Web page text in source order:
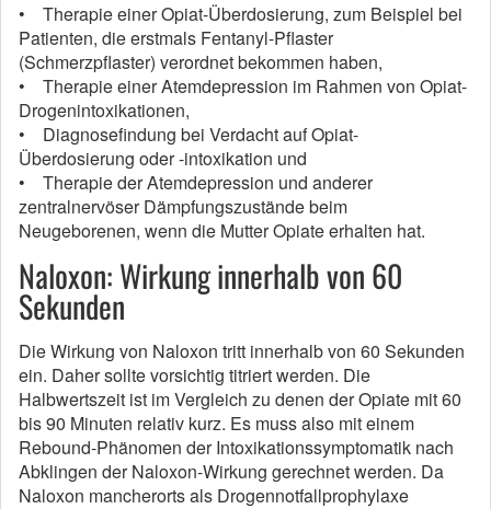
• Therapie einer Opiat-Überdosierung, zum Beispiel bei
Patienten, die erstmals Fentanyl-Pflaster
(Schmerzpflaster) verordnet bekommen haben,
• Therapie einer Atemdepression im Rahmen von Opiat-
Drogenintoxikationen,
• Diagnosefindung bei Verdacht auf Opiat-
Überdosierung oder -intoxikation und
• Therapie der Atemdepression und anderer
zentralnervöser Dämpfungszustände beim
Neugeborenen, wenn die Mutter Opiate erhalten hat.
Naloxon: Wirkung innerhalb von 60
Sekunden
Die Wirkung von Naloxon tritt innerhalb von 60 Sekunden
ein. Daher sollte vorsichtig titriert werden. Die
Halbwertszeit ist im Vergleich zu denen der Opiate mit 60
bis 90 Minuten relativ kurz. Es muss also mit einem
Rebound-Phänomen der Intoxikationssymptomatik nach
Abklingen der Naloxon-Wirkung gerechnet werden. Da
Naloxon mancherorts als Drogennotfallprophylaxe